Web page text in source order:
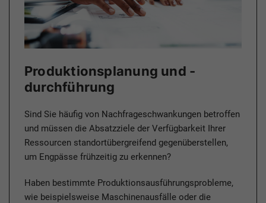
Produktionsplanung und -
durchführung
Sind Sie häufig von Nachfrageschwankungen betroffen
und müssen die Absatzziele der Verfügbarkeit Ihrer
Ressourcen standort­übergreifend gegenüberstellen,
um Engpässe frühzeitig zu erkennen?
Haben bestimmte Produktions­ausführungs­probleme,
wie beispielsweise Maschinen­ausfälle oder die